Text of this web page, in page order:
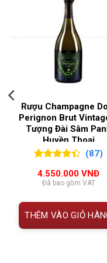
Thông Tin Olivier
THUỘC
TÍNH
Xuất xứ
Phân
hạng
Grand
nho
NỒNG ĐỘ
QUỐC GIA SẢN
Rượu Champagne
Perignon Brut
Tượng Đài Sâm
Huyền Thoại
5đánh
giá
(87)
4.550.000 VNĐ
Đã bao gồm VAT
THÊM VÀO GIỎ
VNĐ.